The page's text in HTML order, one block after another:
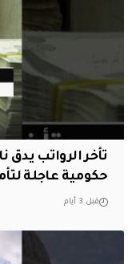
تأخر الرواتب
حكومية عاجلة
قبل 3 أيام